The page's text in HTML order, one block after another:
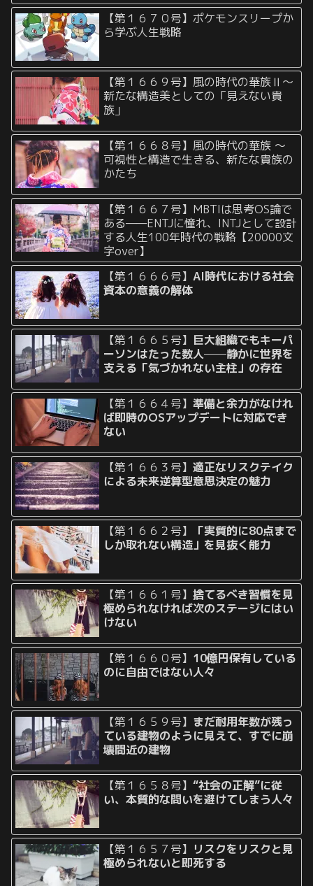
【第１６７０号】ポケモンスリープか
ら学ぶ人生戦略
【第１６６９号】風の時代の華族Ⅱ〜
新たな構造美としての「見えない貴
族」
【第１６６８号】風の時代の華族 〜
可視性と構造で生きる、新たな貴族の
かたち
【第１６６７号】MBTIは思考OS論で
ある——ENTJに憧れ、INTJとして設計
する人生100年時代の戦略【20000文
字over】
【第１６６６号】AI時代における社会
資本の意義の解体
【第１６６５号】 巨大組織でもキーパ
ーソンはたった数人──静かに世界を
支える「気づかれない主柱」の存在
【第１６６４号】準備と余力がなけれ
ば即時のOSアップデートに対応でき
ない
【第１６６３号】適正なリスクテイク
による未来逆算型意思決定の魅力
【第１６６２号】
「実質的に80点まで
しか取れない構造」を見抜く能力
【第１６６１号】捨てるべき習慣を見
極められなければ次のステージにはい
けない
【第１６６０号】 10億円保有している
のに自由ではない人々
【第１６５９号】 まだ耐用年数が残っ
ている建物のように見えて、すでに崩
壊間近の建物
【第１６５８号】“社会の正解”に従
い、本質的な問いを避けてしまう人々
【第１６５７号】 リスクをリスクと見
極められないと即死する